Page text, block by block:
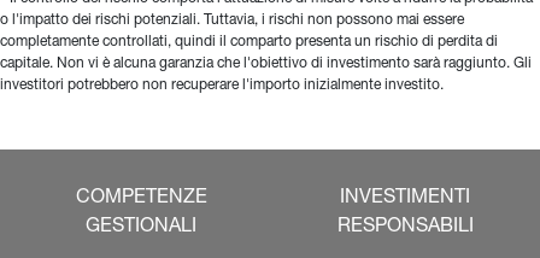
o l'impatto dei rischi potenziali. Tuttavia, i rischi non possono mai essere
completamente controllati, quindi il comparto presenta un rischio di perdita di
capitale. Non vi è alcuna garanzia che l'obiettivo di investimento sarà raggiunto. Gli
investitori potrebbero non recuperare l'importo inizialmente investito.
COMPETENZE
GESTIONALI
INVESTIMENTI
RESPONSABILI